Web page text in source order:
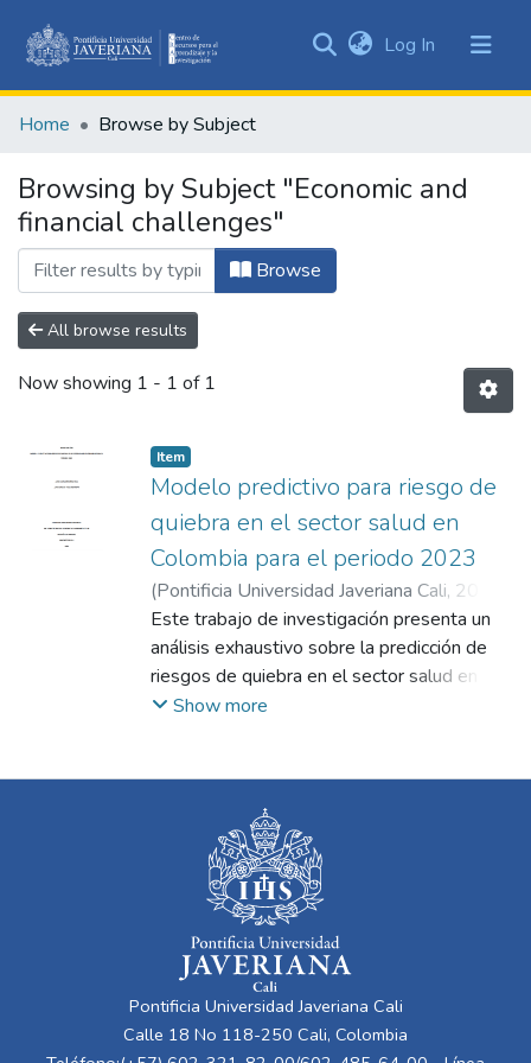
&
All of DSpace
Log In (current)
Home Browse by Subject
Browsing by Subject "Economic and
financial challenges"
Browse
All browse results
Now showing 1 - 1 of 1
Item
Modelo predictivo para riesgo de
quiebra en el sector salud en
Colombia para el periodo 2023
(Pontificia Universidad Javeriana Cali, 2024
Ramírez Ríos, Juan Camilo;Vélez Restrepo,
Juan Esteban;Peña Vargas, Víctor Alberto
Este trabajo de investigación presenta un
análisis exhaustivo sobre la predicción de
riesgos de quiebra en el sector salud en
Colombia, centrando la atención en la
económicos y financieros, exacerbados por
la pandemia de COVID-19 y la integración
de poblaciones migrantes, el sector salud
colombiano enfrenta una crisis de
insolvencia que amenaza su estabilidad y
continuidad. La investigación se fundamenta
en un robusto conjunto de datos
proporcionado por la Supersalud, abarcando
información financiera de 1335 empresas
Show more
Pontificia Universidad Javeriana Cali
Calle 18 No 118-250 Cali, Colombia